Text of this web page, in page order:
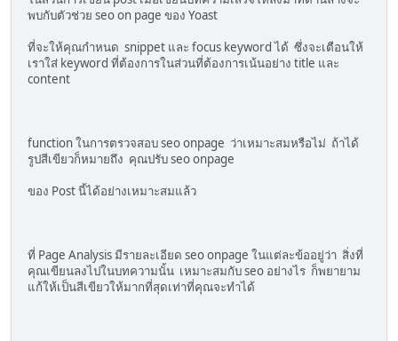
พบกับตัวช่วย seo on page ของ Yoast
ที่จะให้คุณกำหนด snippet และ focus keyword ได้ ซึ่งจะเตือนให้
เราใส่ keyword ที่ต้องการในส่วนที่ต้องการเน้นอย่าง title และ
content
function ในการตรวจสอบ seo onpage ว่าเหมาะสมหรือไม่ ถ้าได้
รูปสีเขียวก็หมายถึง คุณปรับ seo onpage
ของ Post นี้ได้อย่างเหมาะสมแล้ว
ที่ Page Analysis มีรายละเอียด seo onpage ในแต่ละข้ออยู่ว่า สิ่งที่
คุณเขียนลงไปในบทความนั้น เหมาะสมกับ seo อย่างไร ก็พยายาม
แก้ให้เป็นสีเขียวให้มากที่สุดเท่าที่คุณจะทำได้